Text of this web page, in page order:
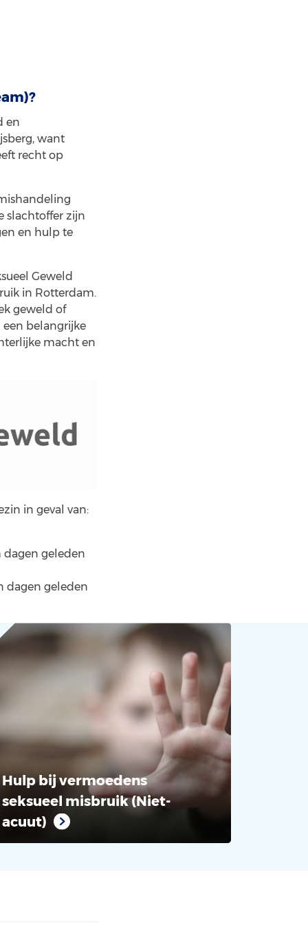
en
want
recht op
slachtoffer zijn
en hulp te
Geweld
in Rotterdam.
geweld of
belangrijke
macht en
in geval van:
dagen geleden
dagen geleden
Hulp bij vermoedens
seksueel misbruik (Niet-
acuut)